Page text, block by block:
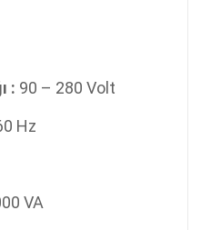
: 90 – 280 Volt
Hz
VA